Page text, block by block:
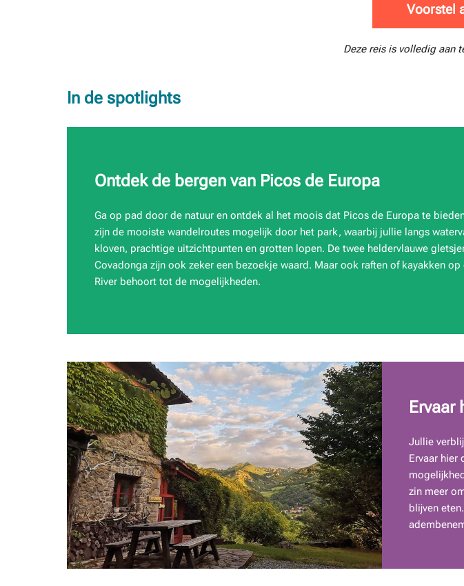
Voorstel
Deze reis is volledig aan
In de spotlights
Ontdek de bergen van Picos de Europa
Ga op pad door de natuur en ontdek al het moois dat Picos de Europa te
zijn de mooiste wandelroutes mogelijk door het park, waarbij jullie langs
kloven, prachtige uitzichtpunten en grotten lopen. De twee heldervlauwe
Covadonga zijn ook zeker een bezoekje waard. Maar ook raften of kayakken op
River behoort tot de mogelijkheden.
Ervaar
Jullie
Ervaar hier
zin meer
blijven